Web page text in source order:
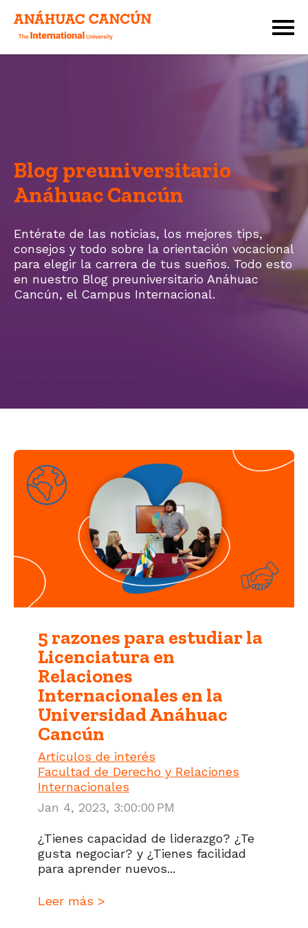
Blog preuniversitario
Anáhuac Cancún
Entérate de las noticias, los mejores tips,
consejos y todo sobre la orientación vocacional
para elegir la carrera de tus sueños. Todo esto
en nuestro Blog preuniversitario Anáhuac
Cancún, el Campus Internacional.
5 razones para estudiar la
Licenciatura en
Relaciones
Internacionales en la
Universidad Anáhuac
Cancún
Artículos de interés
Facultad de Derecho y Relaciones
Internacionales
Jan 4, 2023, 3:00:00 PM
¿Tienes capacidad de liderazgo? ¿Te
gusta negociar? y ¿Tienes facilidad
para aprender nuevos...
Leer más >